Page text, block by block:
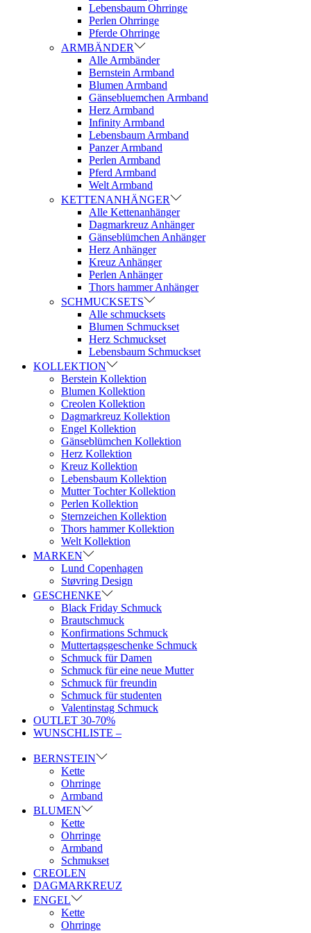
Lebensbaum Ohrringe
Perlen Ohrringe
Pferde Ohrringe
ARMBÄNDER
Alle Armbänder
Bernstein Armband
Blumen Armband
Gänsebluemchen Armband
Herz Armband
Infinity Armband
Lebensbaum Armband
Panzer Armband
Perlen Armband
Pferd Armband
Welt Armband
KETTENANHÄNGER
Alle Kettenanhänger
Dagmarkreuz Anhänger
Gänseblümchen Anhänger
Herz Anhänger
Kreuz Anhänger
Perlen Anhänger
Thors hammer Anhänger
SCHMUCKSETS
Alle schmucksets
Blumen Schmuckset
Herz Schmuckset
Lebensbaum Schmuckset
KOLLEKTION
Berstein Kollektion
Blumen Kollektion
Creolen Kollektion
Dagmarkreuz Kollektion
Engel Kollektion
Gänseblümchen Kollektion
Herz Kollektion
Kreuz Kollektion
Lebensbaum Kollektion
Mutter Tochter Kollektion
Perlen Kollektion
Sternzeichen Kollektion
Thors hammer Kollektion
Welt Kollektion
MARKEN
Lund Copenhagen
Støvring Design
GESCHENKE
Black Friday Schmuck
Brautschmuck
Konfirmations Schmuck
Muttertagsgeschenke Schmuck
Schmuck für Damen
Schmuck für eine neue Mutter
Schmuck für freundin
Schmuck für studenten
Valentinstag Schmuck
OUTLET 30-70%
WUNSCHLISTE –
BERNSTEIN
Kette
Ohrringe
Armband
BLUMEN
Kette
Ohrringe
Armband
Schmukset
CREOLEN
DAGMARKREUZ
ENGEL
Kette
Ohrringe